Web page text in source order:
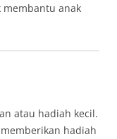
membantu anak
atau hadiah kecil.
hadiah